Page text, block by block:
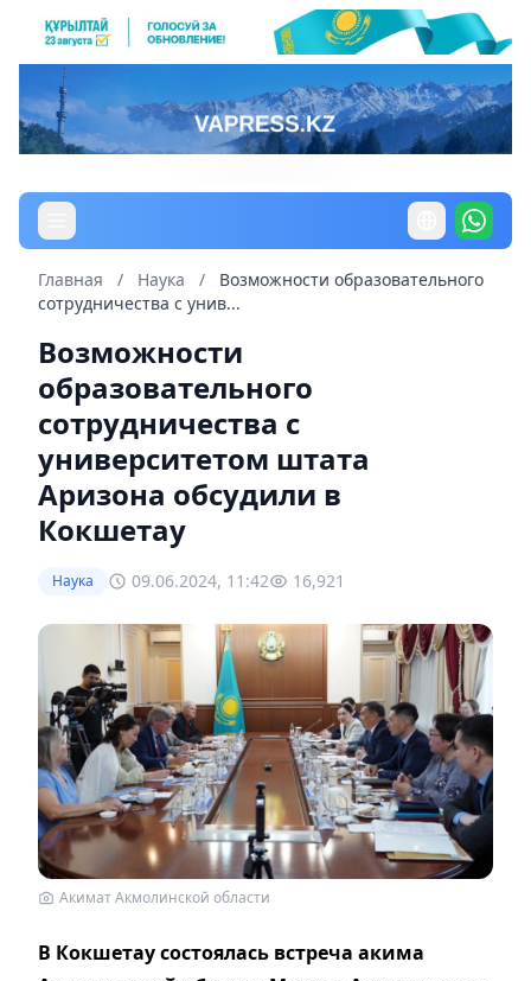
Главная / Наука /
Возможности образовательного
сотрудничества с унив...
Возможности
образовательного
сотрудничества с
университетом штата
Аризона обсудили в
Кокшетау
Наука 09.06.2024, 11:42 16,921
Акимат Акмолинской области
В Кокшетау состоялась встреча акима